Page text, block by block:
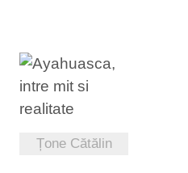
Țone Cătălin
VEZI
DETALII